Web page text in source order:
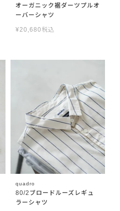
オーガニック裾ダーツプルオ
ーバーシャツ
¥20,680 税込
quadro
80/2ブロードルーズレギュ
ラーシャツ